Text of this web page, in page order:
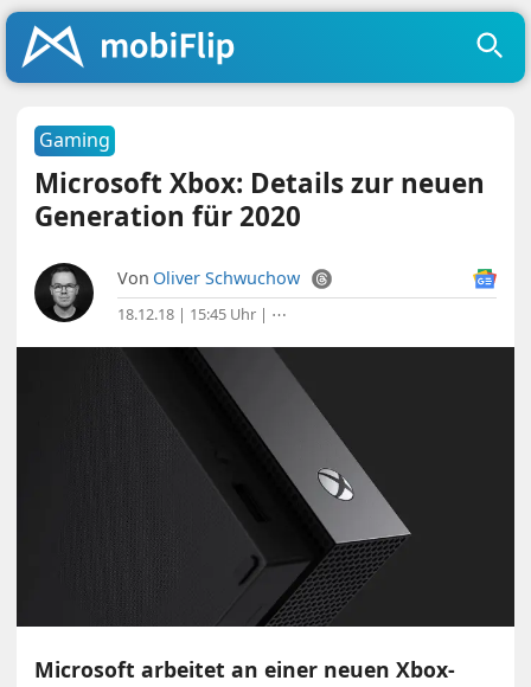
Gaming
Microsoft Xbox: Details zur neuen
Generation für 2020
Von Oliver Schwuchow
18.12.18 | 15:45 Uhr | ⋯
Microsoft arbeitet an einer neuen Xbox-